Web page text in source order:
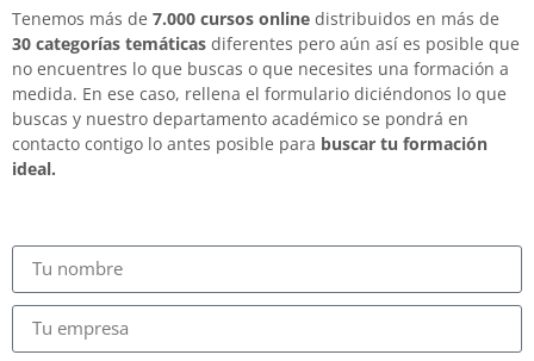
Tenemos más de 7.000 cursos online distribuidos en más de
30 categorías temáticas diferentes pero aún así es posible que
no encuentres lo que buscas o que necesites una formación a
medida. En ese caso, rellena el formulario diciéndonos lo que
buscas y nuestro departamento académico se pondrá en
contacto contigo lo antes posible para buscar tu formación
ideal.